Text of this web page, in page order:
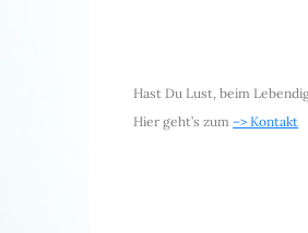
Hast Du Lust, beim
Hier geht’s zum –> Kontakt